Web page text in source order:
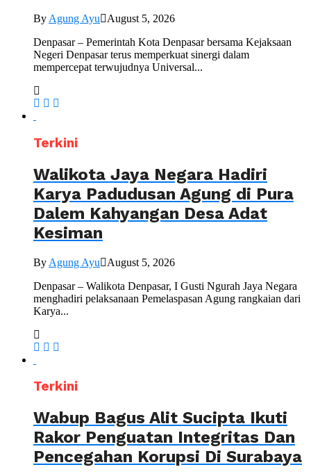
By Agung Ayu
August 5, 2026
Denpasar – Pemerintah Kota Denpasar bersama Kejaksaan
Negeri Denpasar terus memperkuat sinergi dalam
mempercepat terwujudnya Universal...
Terkini
Walikota Jaya Negara Hadiri
Karya Padudusan Agung di Pura
Dalem Kahyangan Desa Adat
Kesiman
By Agung Ayu
August 5, 2026
Denpasar – Walikota Denpasar, I Gusti Ngurah Jaya Negara
menghadiri pelaksanaan Pemelaspasan Agung rangkaian dari
Karya...
Terkini
Wabup Bagus Alit Sucipta Ikuti
Rakor Penguatan Integritas Dan
Pencegahan Korupsi Di Surabaya